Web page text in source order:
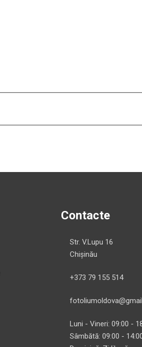
Contacte
Str. V.Lupu 16
Chișinău
+373 79 155 514
Luni - Vineri: 09:00 -
Sâmbătă: 09:00 -